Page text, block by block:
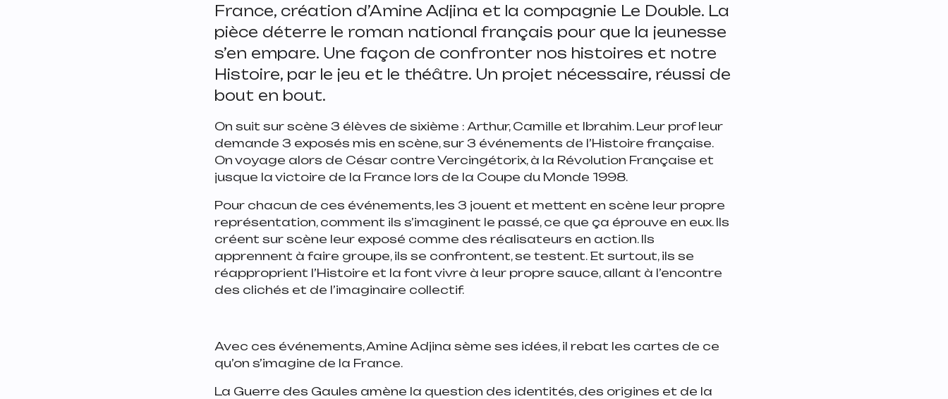
France, création d’Amine Adjina et la compagnie Le Double. La
pièce déterre le roman national français pour que la jeunesse
s’en empare. Une façon de confronter nos histoires et notre
Histoire, par le jeu et le théâtre. Un projet nécessaire, réussi de
bout en bout.
On suit sur scène 3 élèves de sixième : Arthur, Camille et Ibrahim. Leur prof leur
demande 3 exposés mis en scène, sur 3 événements de l’Histoire française.
On voyage alors de César contre Vercingétorix, à la Révolution Française et
jusque la victoire de la France lors de la Coupe du Monde 1998.
Pour chacun de ces événements, les 3 jouent et mettent en scène leur propre
représentation, comment ils s’imaginent le passé, ce que ça éprouve en eux. Ils
créent sur scène leur exposé comme des réalisateurs en action. Ils
apprennent à faire groupe, ils se confrontent, se testent. Et surtout, ils se
réapproprient l’Histoire et la font vivre à leur propre sauce, allant à l’encontre
des clichés et de l’imaginaire collectif.
Avec ces événements, Amine Adjina sème ses idées, il rebat les cartes de ce
qu’on s’imagine de la France.
La Guerre des Gaules amène la question des identités, des origines et de la